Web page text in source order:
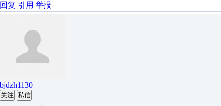
回复 引用 举报
bjdzh1130
关注 私信